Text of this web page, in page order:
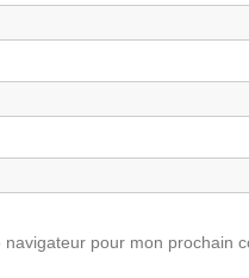
pour mon prochain